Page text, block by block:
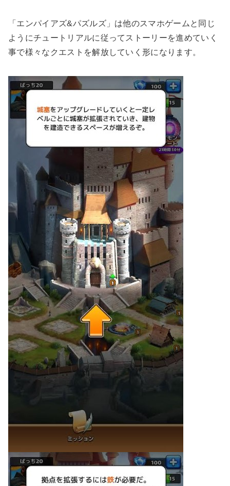
「エンパイアズ&パズルズ」は他のスマホゲームと同じ
ようにチュートリアルに従ってストーリーを進めていく
事で様々なクエストを解放していく形になります。